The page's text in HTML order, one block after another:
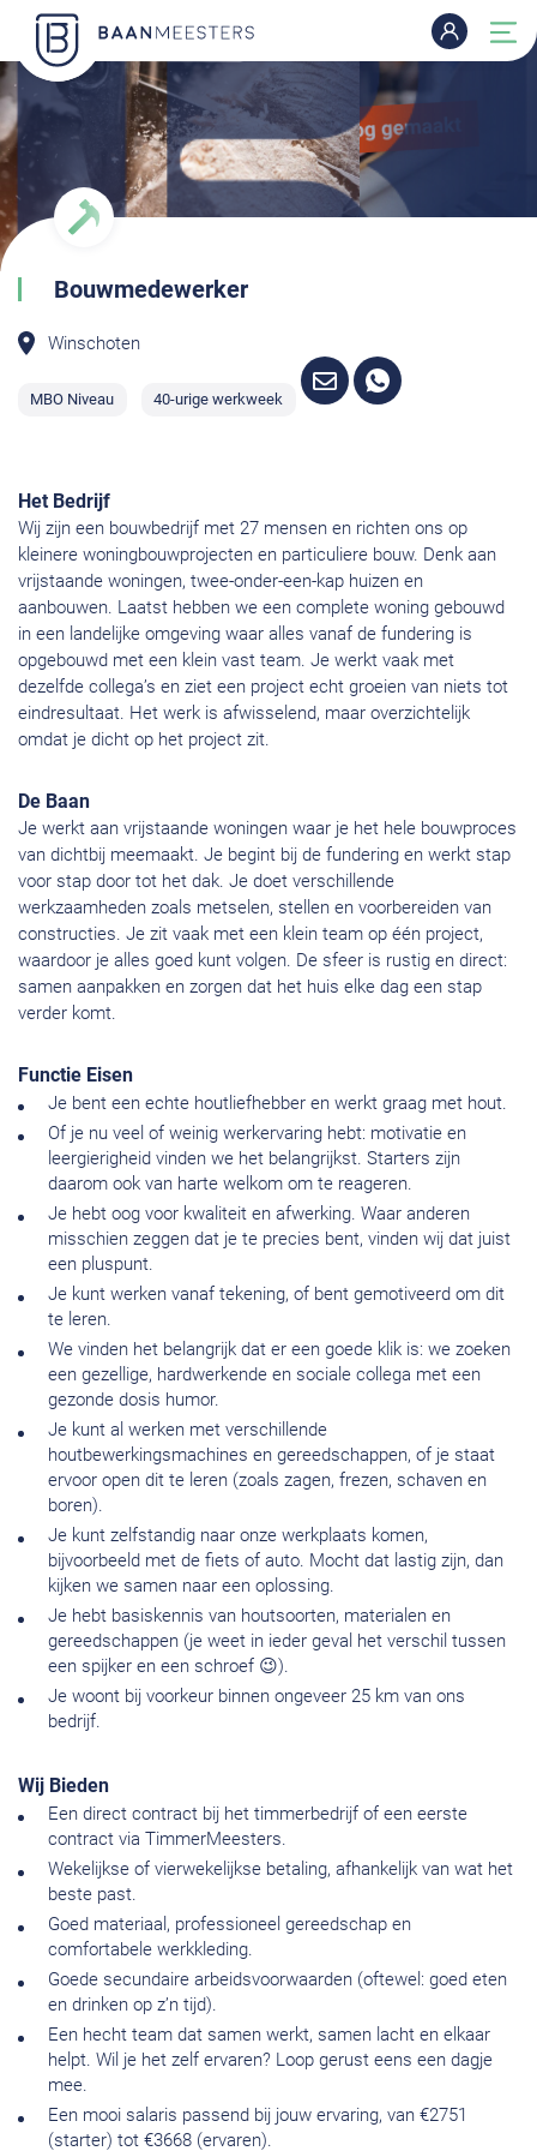
Bouwmedewerker
Winschoten
MBO Niveau 40-urige werkweek
Het Bedrijf
Wij zijn een bouwbedrijf met 27 mensen en richten ons op
kleinere woningbouwprojecten en particuliere bouw. Denk aan
vrijstaande woningen, twee-onder-een-kap huizen en
aanbouwen. Laatst hebben we een complete woning gebouwd
in een landelijke omgeving waar alles vanaf de fundering is
opgebouwd met een klein vast team. Je werkt vaak met
dezelfde collega’s en ziet een project echt groeien van niets tot
eindresultaat. Het werk is afwisselend, maar overzichtelijk
omdat je dicht op het project zit.
De Baan
Je werkt aan vrijstaande woningen waar je het hele bouwproces
van dichtbij meemaakt. Je begint bij de fundering en werkt stap
voor stap door tot het dak. Je doet verschillende
werkzaamheden zoals metselen, stellen en voorbereiden van
constructies. Je zit vaak met een klein team op één project,
waardoor je alles goed kunt volgen. De sfeer is rustig en direct:
samen aanpakken en zorgen dat het huis elke dag een stap
verder komt.
Functie Eisen
Je bent een echte houtliefhebber en werkt graag met hout.
Of je nu veel of weinig werkervaring hebt: motivatie en
leergierigheid vinden we het belangrijkst. Starters zijn
daarom ook van harte welkom om te reageren.
Je hebt oog voor kwaliteit en afwerking. Waar anderen
misschien zeggen dat je te precies bent, vinden wij dat juist
een pluspunt.
Je kunt werken vanaf tekening, of bent gemotiveerd om dit
te leren.
We vinden het belangrijk dat er een goede klik is: we zoeken
een gezellige, hardwerkende en sociale collega met een
gezonde dosis humor.
Je kunt al werken met verschillende
houtbewerkingsmachines en gereedschappen, of je staat
ervoor open dit te leren (zoals zagen, frezen, schaven en
boren).
Je kunt zelfstandig naar onze werkplaats komen,
bijvoorbeeld met de fiets of auto. Mocht dat lastig zijn, dan
kijken we samen naar een oplossing.
Je hebt basiskennis van houtsoorten, materialen en
gereedschappen (je weet in ieder geval het verschil tussen
een spijker en een schroef 😉).
Je woont bij voorkeur binnen ongeveer 25 km van ons
bedrijf.
Wij Bieden
Een direct contract bij het timmerbedrijf of een eerste
contract via TimmerMeesters.
Wekelijkse of vierwekelijkse betaling, afhankelijk van wat het
beste past.
Goed materiaal, professioneel gereedschap en
comfortabele werkkleding.
Goede secundaire arbeidsvoorwaarden (oftewel: goed eten
en drinken op z’n tijd).
Een hecht team dat samen werkt, samen lacht en elkaar
helpt. Wil je het zelf ervaren? Loop gerust eens een dagje
mee.
Een mooi salaris passend bij jouw ervaring, van €2751
(starter) tot €3668 (ervaren).